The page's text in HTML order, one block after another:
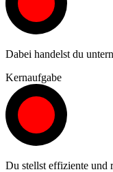
Dabei handelst du
Kernaufgabe
Du stellst effiziente und